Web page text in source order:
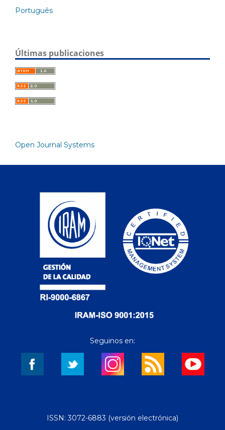
Português
Últimas publicaciones
Open Journal Systems
Seguinos en:
ISSN: 3072-6883 (versión electrónica)